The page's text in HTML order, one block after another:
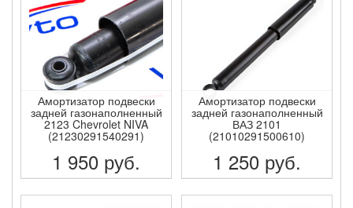
Амортизатор подвески
задней газонаполненный
2123 Chevrolet NIVA
(21230291540291)
1 950 руб.
ПОДРОБНЕЕ
Амортизатор подвески
задней газонаполненный
ВАЗ 2101
(21010291500610)
1 250 руб.
ПОДРОБНЕЕ